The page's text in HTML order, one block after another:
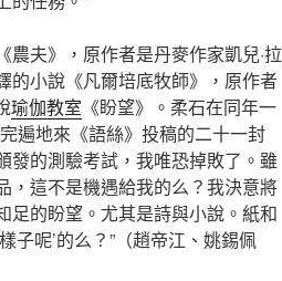
夫》，原作者是丹麥作家凱兒·拉
的小說《凡爾培底牧師》，原作者
瑜伽教室 《盼望》。柔石在同年一
遍地來《語絲》投稿的二十一封
發的測驗考試，我唯恐掉敗了。雖
，這不是機遇給我的么？我決意將
足的盼望。尤其是詩與小說。紙和
子呢’的么？”（趙帝江、姚錫佩